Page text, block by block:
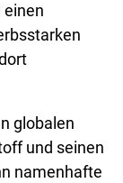
einen
globalen
und seinen
namenhafte